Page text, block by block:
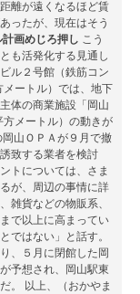
離が遠くなるほど賃
ったが、現在はそう
画めじろ押し こう
も活発化する見通し
ル２号館（鉄筋コン
ートル）では、地下
体の商業施設「岡山
メートル）の動きが
山ＯＰＡが９月で撤
致する業者を検討
トについては、さま
が、周辺の事情に詳
雑貨などの物販系、
で以上に高まってい
ではない」と話す。
、５月に閉館した岡
予想され、岡山駅東
。 以上、（おかやま